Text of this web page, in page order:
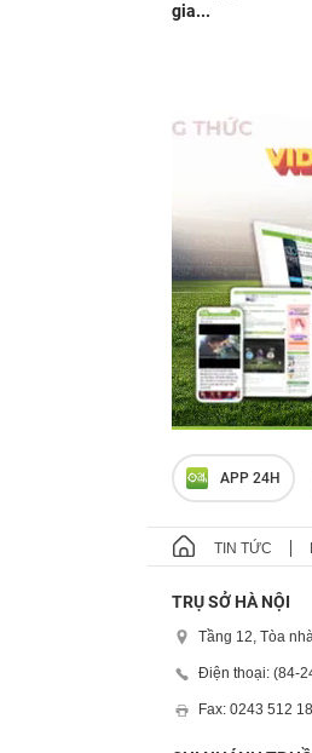
gia...
APP 24H
TIN TỨC
TRỤ SỞ HÀ NỘI
Tầng 12, Tòa
Điện thoại: (84-
Fax: 0243 512